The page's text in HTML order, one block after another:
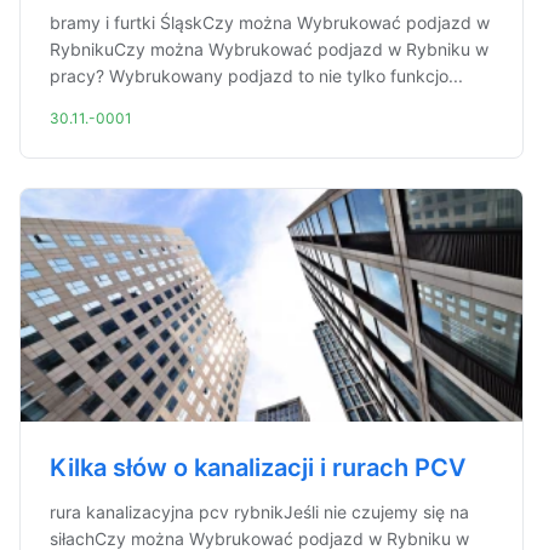
bramy i furtki ŚląskCzy można Wybrukować podjazd w
RybnikuCzy można Wybrukować podjazd w Rybniku w
pracy? Wybrukowany podjazd to nie tylko funkcjo...
30.11.-0001
Kilka słów o kanalizacji i rurach PCV
rura kanalizacyjna pcv rybnikJeśli nie czujemy się na
siłachCzy można Wybrukować podjazd w Rybniku w